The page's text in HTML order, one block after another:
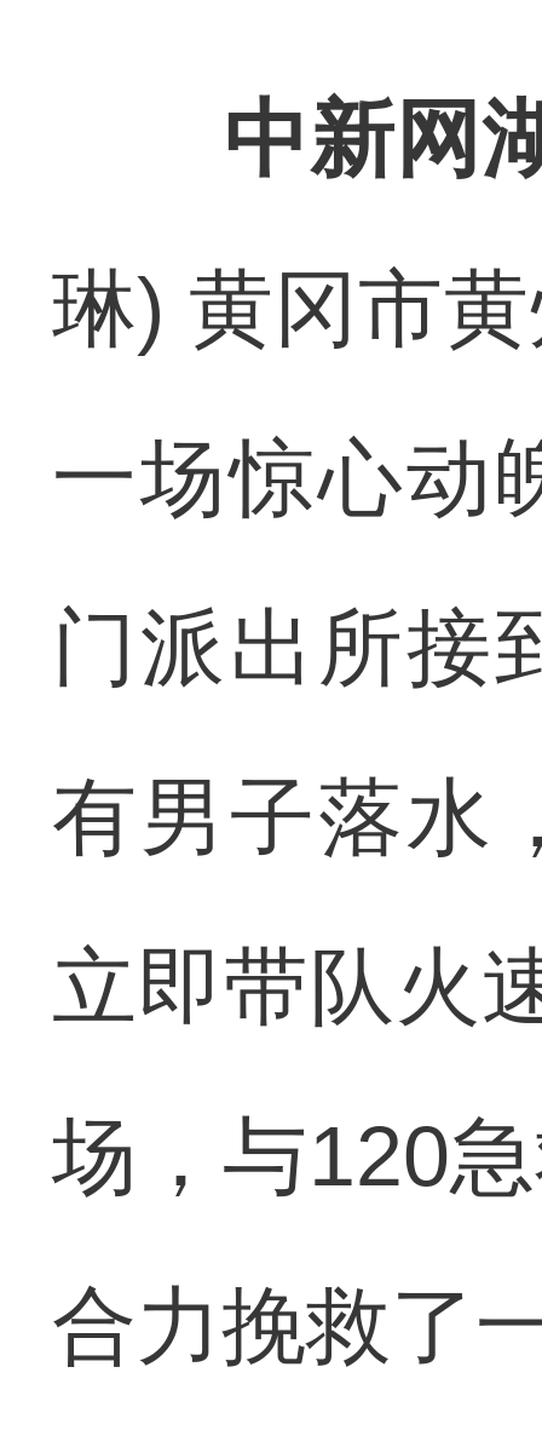
中新网
琳) 黄冈市
一场惊心动
门派出所接
有男子落水
立即带队火
场，与120
合力挽救了